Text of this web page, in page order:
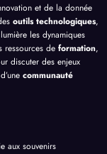
et de la donnée
outils technologiques,
les dynamiques
ressources de formation,
discuter des enjeux
communauté
aux souvenirs